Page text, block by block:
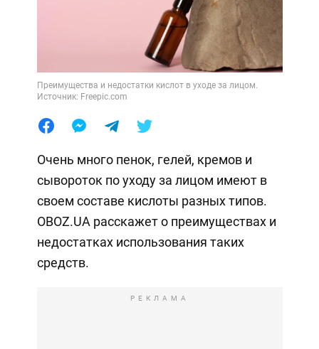
Преимущества и недостатки кислот в уходе за лицом.
Источник: Freepic.com
Очень много пенок, гелей, кремов и
сывороток по уходу за лицом имеют в
своем составе кислоты разных типов.
OBOZ.UA расскажет о преимуществах и
недостатках использования таких
средств.
РЕКЛАМА